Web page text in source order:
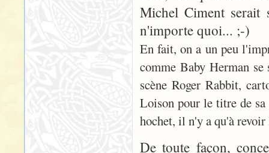
Michel Ciment serait
n'importe quoi... ;-)
En fait, on a un peu
comme Baby Herman
scène Roger Rabbit,
Loison pour le titre de
hochet, il n'y a qu'à
De toute façon,